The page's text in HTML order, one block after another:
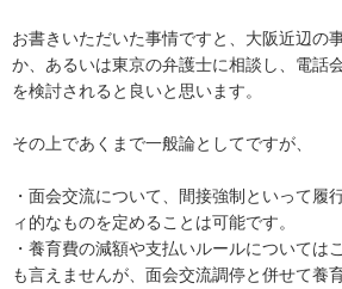
お書きいただいた事情ですと、大阪近辺の
か、あるいは東京の弁護士に相談し、電話
を検討されると良いと思います。
その上であくまで一般論としてですが、
・面会交流について、間接強制といって履
ィ的なものを定めることは可能です。
・養育費の減額や支払いルールについては
も言えませんが、面会交流調停と併せて養